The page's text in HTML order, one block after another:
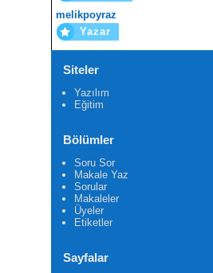
melikpoyraz
Yazar
Siteler
Yazılım
Eğitim
Bölümler
Soru Sor
Makale Yaz
Sorular
Makaleler
Üyeler
Etiketler
Sayfalar